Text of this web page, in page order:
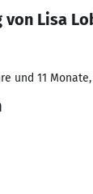
von Lisa
und 11